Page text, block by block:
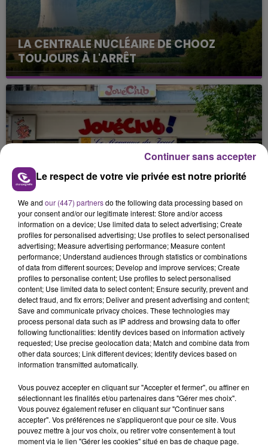
LA CENTRALE NUCLÉAIRE DE CHOOZ
TOUJOURS À L'ARRÊT
Cela fait déjà une semaine que la centrale
nucléaire ardennaise est à l'arrêt. Une situation
justifiée par la sécheresse intense qui est toujours
présente.
LE MAGASIN JOUÉCLUB DE REIMS FERME
SES PORTES
C'était l'une des institutions du centre-ville
rémois. Le magasin JouéClub est contraint de
fermer ses portes.
TITRES DIFFUSÉS
19h15
19h15
DAYSY & JOSEPH KAMEL
Par Coeur
19h12
19h12
NAÏKA
One Track Mind
Le respect de votre vie privée est notre priorité
We and our (447) partnersdo the following data processing based on
your consent and/or our legitimate interest: Store and/or access
information on a device; Use limited data to select advertising; Create
profiles for personalised advertising; Use profiles to select personalised
advertising; Measure advertising performance; Measure content
performance; Understand audiences through statistics or combinations
of data from different sources; Develop and improve services; Create
profiles to personalise content; Use profiles to select personalised
content; Use limited data to select content; Ensure security, prevent and
detect fraud, and fix errors; Deliver and present advertising and content;
Save and communicate privacy choices. These technologies may
process personal data such as IP address and browsing data to offer
following functionalities: Identify devices based on information actively
requested; Use precise geolocation data; Match and combine data from
other data sources; Link different devices; Identify devices based on
information transmitted automatically.
Vous pouvez accepter en cliquant sur "Accepter et fermer", ou affiner en
sélectionnant les finalités et/ou partenaires dans "Gérer mes choix".
Vous pouvez également refuser en cliquant sur "Continuer sans
accepter". Vos préférences ne s'appliqueront que pour ce site. Vous
pouvez mettre à jour vos choix, ou retirer votre consentement à tout
moment via le lien "Gérer les cookies" situé en bas de chaque page.
Continuer sans accepter